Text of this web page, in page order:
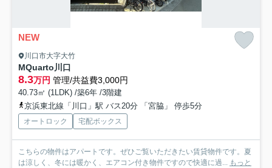
NEW
川口市大字大竹
MQuarto川口
8.3万円 管理/共益費3,000円
40.73㎡ (1LDK) /築6年 /3階建
京浜東北線「川口」駅 バス20分 「宮脇」 停歩5分
オートロック 宅配ボックス
こちらの物件はアパートです。ぜひご覧いただきたい賃貸物件です。夏
は涼しく、冬には暖かく、エアコン付き物件ですので快適に過... もっと